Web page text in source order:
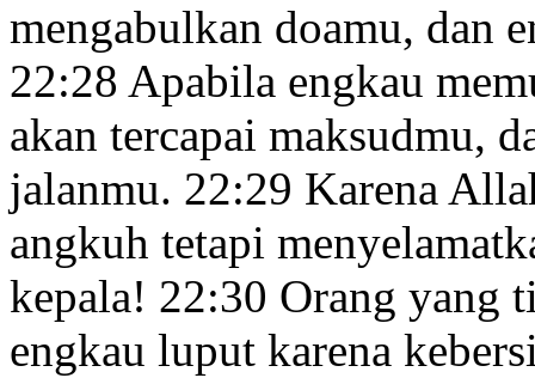
mengabulkan doamu, dan
22:28 Apabila engkau
akan tercapai maksudmu,
jalanmu. 22:29 Karena
angkuh tetapi
kepala! 22:30 Orang yang
engkau luput karena